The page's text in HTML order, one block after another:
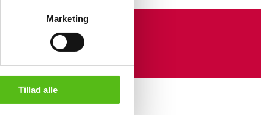
Marketing
Tillad alle
set in stain,
8-13 cm
box